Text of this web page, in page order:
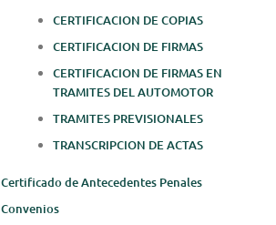
CERTIFICACION DE COPIAS
CERTIFICACION DE FIRMAS
CERTIFICACION DE FIRMAS EN
TRAMITES DEL AUTOMOTOR
TRAMITES PREVISIONALES
TRANSCRIPCION DE ACTAS
Certificado de Antecedentes Penales
Convenios